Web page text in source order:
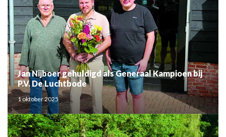
Jan Nijboer gehuldigd als Generaal Kampioen bij
P.V. De Luchtbode
1 oktober 2025